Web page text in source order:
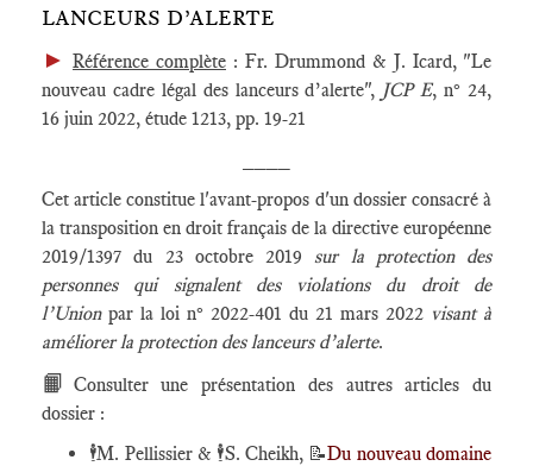
LANCEURS D’ALERTE
► Référence complète : Fr. Drummond & J. Icard, "Le
nouveau cadre légal des lanceurs d’alerte", JCP E, n° 24,
16 juin 2022, étude 1213, pp. 19-21
Cet article constitue l'avant-propos d'un dossier consacré à
la transposition en droit français de la directive européenne
2019/1397 du 23 octobre 2019sur la protection des
personnes qui signalent des violations du droit de
l’Union par la loi n° 2022-401 du 21 mars 2022 visant à
améliorer la protection des lanceurs d’alerte.
📙 Consulter une présentation des autres articles du
dossier :
🕴️M. Pellissier & 🕴️S. Cheikh, 📝Du nouveau domaine